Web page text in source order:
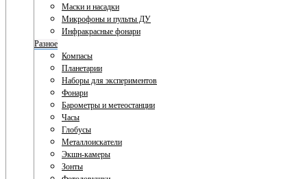
Маски и насадки
Микрофоны и пульты ДУ
Инфракрасные фонари
Разное
Компасы
Планетарии
Наборы для экспериментов
Фонари
Барометры и метеостанции
Часы
Глобусы
Металлоискатели
Экшн-камеры
Зонты